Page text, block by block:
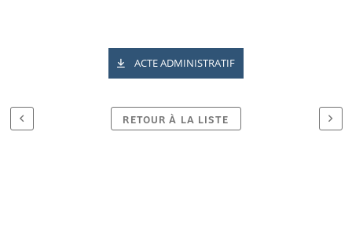
ACTE ADMINISTRATIF
RETOUR À LA LISTE